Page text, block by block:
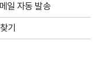
일 자동 발송
기